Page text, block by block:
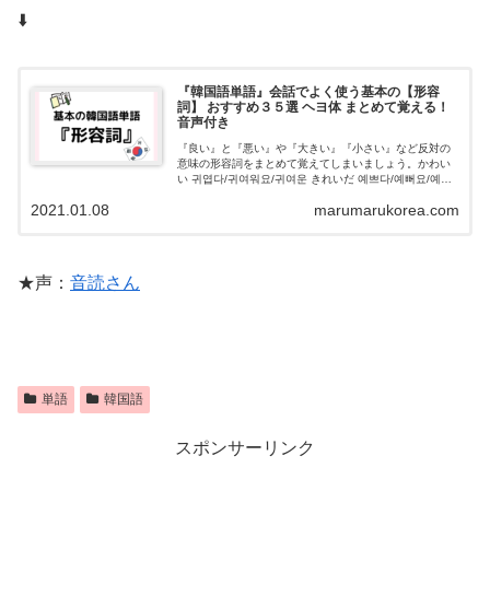
⬇️
『韓国語単語』会話でよく使う基本の【形容
詞】 おすすめ３５選 ヘヨ体 まとめて覚える！
音声付き
『良い』と『悪い』や『大きい』『小さい』など反対の
意味の形容詞をまとめて覚えてしまいましょう。かわい
い 귀엽다/귀여워요/귀여운 きれいだ 예쁘다/예뻐요/예쁜
marumarukorea.com
2021.01.08
★声： 音読さん
単語 韓国語
スポンサーリンク